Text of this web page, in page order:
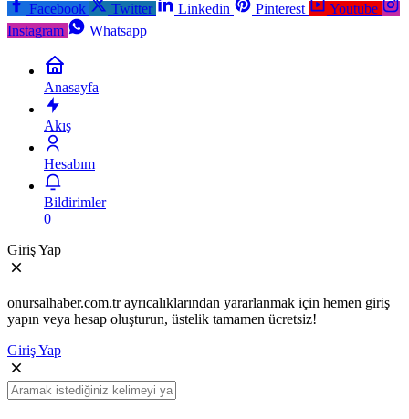
Facebook
Twitter Linkedin Pinterest
Youtube
Instagram
Whatsapp
Anasayfa
Akış
Hesabım
Bildirimler
0
Giriş Yap
onursalhaber.com.tr ayrıcalıklarından yararlanmak için hemen giriş
yapın veya hesap oluşturun, üstelik tamamen ücretsiz!
Giriş Yap